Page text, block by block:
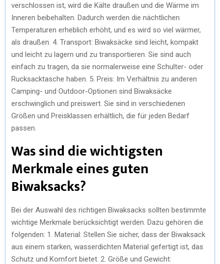
verschlossen ist, wird die Kälte draußen und die Wärme im
Inneren beibehalten. Dadurch werden die nächtlichen
Temperaturen erheblich erhöht, und es wird so viel wärmer,
als draußen. 4. Transport: Biwaksäcke sind leicht, kompakt
und leicht zu lagern und zu transportieren. Sie sind auch
einfach zu tragen, da sie normalerweise eine Schulter- oder
Rucksacktasche haben. 5. Preis: Im Verhältnis zu anderen
Camping- und Outdoor-Optionen sind Biwaksäcke
erschwinglich und preiswert. Sie sind in verschiedenen
Größen und Preisklassen erhältlich, die für jeden Bedarf
passen.
Was sind die wichtigsten
Merkmale eines guten
Biwaksacks?
Bei der Auswahl des richtigen Biwaksacks sollten bestimmte
wichtige Merkmale berücksichtigt werden. Dazu gehören die
folgenden: 1. Material: Stellen Sie sicher, dass der Biwaksack
aus einem starken, wasserdichten Material gefertigt ist, das
Schutz und Komfort bietet. 2. Größe und Gewicht: